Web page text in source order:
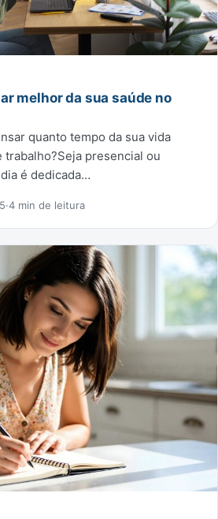
melhor da sua saúde no
quanto tempo da sua vida
trabalho?Seja presencial ou
é dedicada…
·4 min de leitura